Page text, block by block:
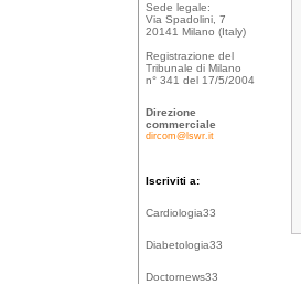
Sede legale:
Via Spadolini, 7
20141 Milano (Italy)
Registrazione del
Tribunale di Milano
n° 341 del 17/5/2004
Direzione
commerciale
dircom@lswr.it
Iscriviti a:
Cardiologia33
Diabetologia33
Doctornews33